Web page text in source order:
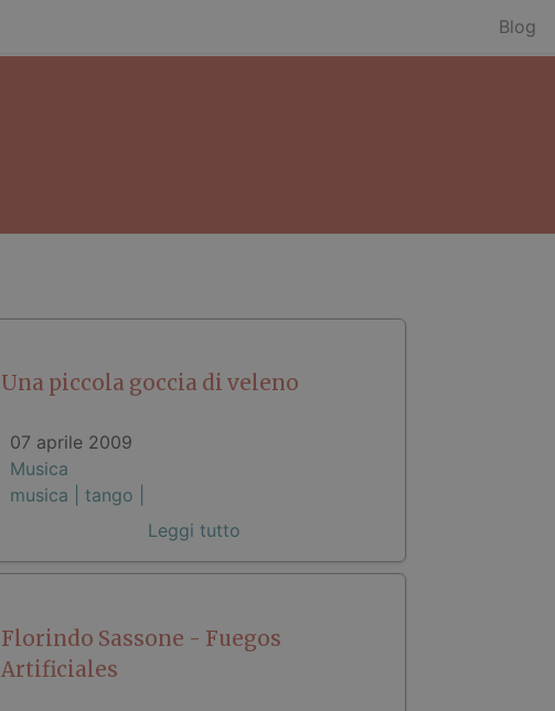
Blog
Una piccola goccia di veleno
07 aprile 2009
Musica
musica | tango |
Leggi tutto
Florindo Sassone - Fuegos
Artificiales